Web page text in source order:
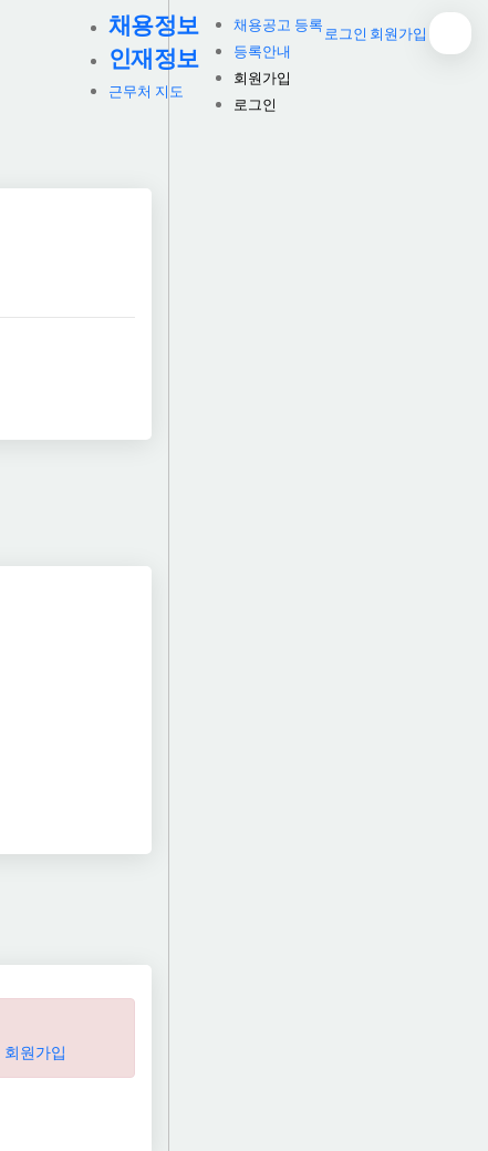
채용정보
인재정보
근무처 지도
채용공고 등록
등록안내
회원가입
로그인
로그인 회원가입
회원가입